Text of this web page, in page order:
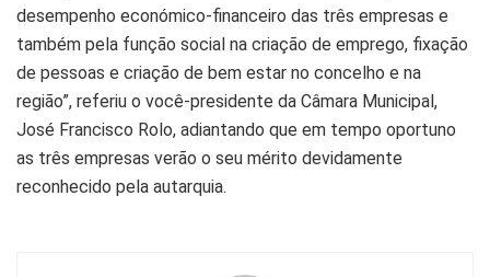
desempenho económico-financeiro das três empresas e
também pela função social na criação de emprego, fixação
de pessoas e criação de bem estar no concelho e na
região”, referiu o você-presidente da Câmara Municipal,
José Francisco Rolo, adiantando que em tempo oportuno
as três empresas verão o seu mérito devidamente
reconhecido pela autarquia.